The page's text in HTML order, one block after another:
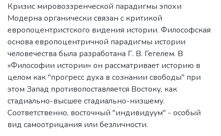
Кризис мировоззренческой парадигмы эпохи
Модерна органически связан с критикой
европоцентристского видения истории. Философская
основа европоцентричной парадигмы истории
человечества была разработана Г. В. Гегелем. В
«Философии истории» он рассматривает историю в
целом как "прогресс духа в сознании свободы" при
этом Запад противопоставляется Востоку, как
стадиально-высшее стадиально-низшему.
Соответственно, восточный "индивидуум" - особый
вид самоотрицания или безличности.